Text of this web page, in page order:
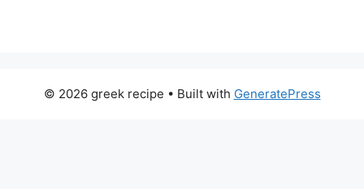
© 2026 greek recipe • Built with GeneratePress